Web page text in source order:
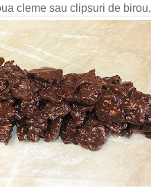
cleme sau clipsuri de birou,